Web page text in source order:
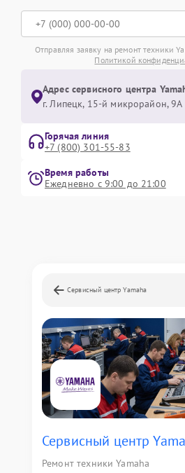
Отправляя заявку на ремонт техники
Политикой
Адрес сервисного центра
г. Липецк, 15-й микрорайон, 9А
Горячая линия
+7 (800) 301-55-83
Время работы
Ежедневно с 9:00 до 21:00
Сервисный центр Yamaha
Сервисный центр
Ремонт техники Yamaha